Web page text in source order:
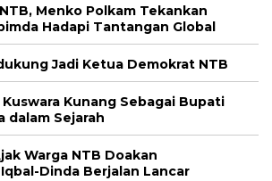
Menko Polkam Tekankan
Hadapi Tantangan Global
Jadi Ketua Demokrat NTB
Kunang Sebagai Bupati
dalam Sejarah
Warga NTB Doakan
Dinda Berjalan Lancar